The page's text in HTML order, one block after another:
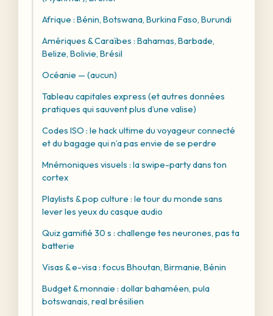
Afrique : Bénin, Botswana, Burkina Faso, Burundi
Amériques & Caraïbes : Bahamas, Barbade,
Belize, Bolivie, Brésil
Océanie — (aucun)
Tableau capitales express (et autres données
pratiques qui sauvent plus d’une valise)
Codes ISO : le hack ultime du voyageur connecté
et du bagage qui n’a pas envie de se perdre
Mnémoniques visuels : la swipe-party dans ton
cortex
Playlists & pop culture : le tour du monde sans
lever les yeux du casque audio
Quiz gamifié 30 s : challenge tes neurones, pas ta
batterie
Visas & e-visa : focus Bhoutan, Birmanie, Bénin
Budget & monnaie : dollar bahaméen, pula
botswanais, real brésilien